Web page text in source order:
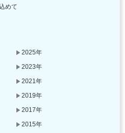
めて
2025年
2023年
2021年
2019年
2017年
2015年